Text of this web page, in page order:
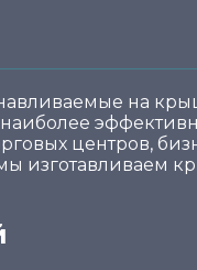
на
центров,
изготавливаем